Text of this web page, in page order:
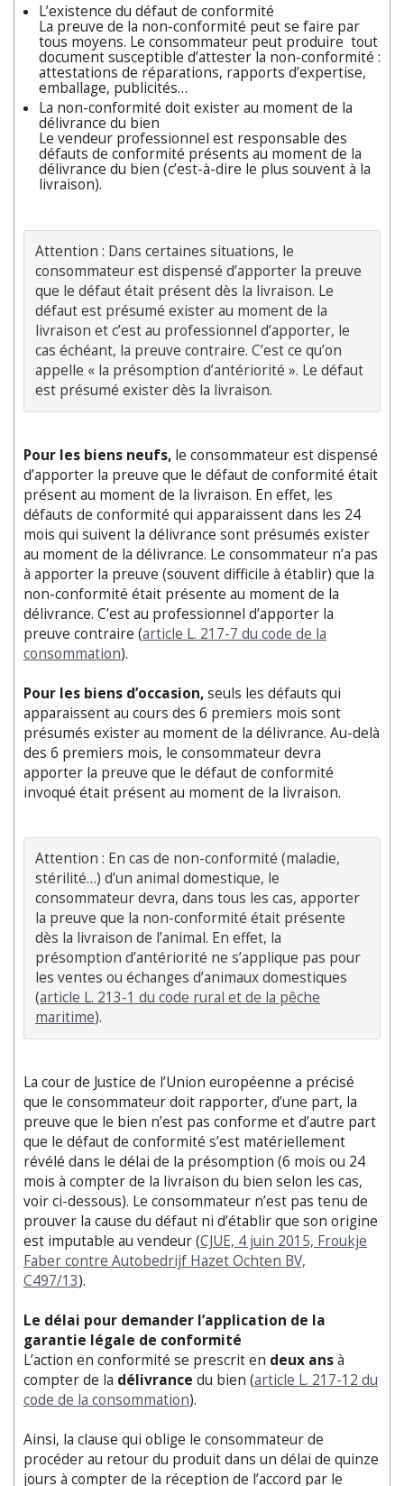
L’existence du défaut de conformité
La preuve de la non-conformité peut se faire par
tous moyens. Le consommateur peut produire tout
document susceptible d’attester la non-conformité :
attestations de réparations, rapports d’expertise,
emballage, publicités…
La non-conformité doit exister au moment de la
délivrance du bien
Le vendeur professionnel est responsable des
défauts de conformité présents au moment de la
délivrance du bien (c’est-à-dire le plus souvent à la
livraison).
Attention : Dans certaines situations, le
consommateur est dispensé d’apporter la preuve
que le défaut était présent dès la livraison. Le
défaut est présumé exister au moment de la
livraison et c’est au professionnel d’apporter, le
cas échéant, la preuve contraire. C’est ce qu’on
appelle « la présomption d’antériorité ». Le défaut
est présumé exister dès la livraison.
Pour les biens neufs, le consommateur est dispensé
d’apporter la preuve que le défaut de conformité était
présent au moment de la livraison. En effet, les
défauts de conformité qui apparaissent dans les 24
mois qui suivent la délivrance sont présumés exister
au moment de la délivrance. Le consommateur n’a pas
à apporter la preuve (souvent difficile à établir) que la
non-conformité était présente au moment de la
délivrance. C’est au professionnel d’apporter la
preuve contraire (article L. 217-7 du code de la
consommation).
Pour les biens d’occasion,seuls les défauts qui
apparaissent au cours des 6 premiers mois sont
présumés exister au moment de la délivrance. Au-delà
des 6 premiers mois, le consommateur devra
apporter la preuve que le défaut de conformité
invoqué était présent au moment de la livraison.
Attention : En cas de non-conformité (maladie,
stérilité…) d’un animal domestique, le
consommateur devra, dans tous les cas, apporter
la preuve que la non-conformité était présente
dès la livraison de l’animal. En effet, la
présomption d’antériorité ne s’applique pas pour
les ventes ou échanges d’animaux domestiques
(article L. 213-1 du code rural et de la pêche
maritime).
La cour de Justice de l’Union européenne a précisé
que le consommateur doit rapporter, d’une part, la
preuve que le bien n’est pas conforme et d’autre part
que le défaut de conformité s’est matériellement
révélé dans le délai de la présomption (6 mois ou 24
mois à compter de la livraison du bien selon les cas,
voir ci-dessous). Le consommateur n’est pas tenu de
prouver la cause du défaut ni d’établir que son origine
est imputable au vendeur (CJUE, 4 juin 2015, Froukje
Faber contre Autobedrijf Hazet Ochten BV,
C497/13).
Le délai pour demander l’application de la
garantie légale de conformité
L’action en conformité se prescrit en deux ansà
compter de la délivrance du bien (article L. 217-12 du
code de la consommation).
Ainsi, la clause qui oblige le consommateur de
procéder au retour du produit dans un délai de quinze
jours à compter de la réception de l’accord par le